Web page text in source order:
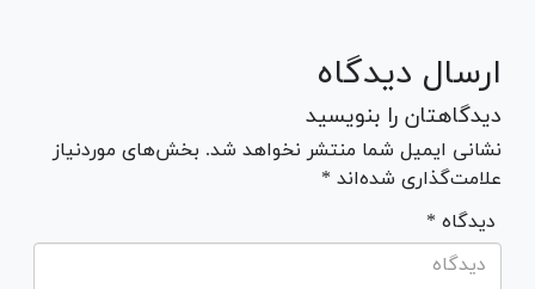
ارسال دیدگاه
دیدگاهتان را بنویسید
نشانی ایمیل شما منتشر نخواهد شد. بخش‌های موردنیاز
علامت‌گذاری شده‌اند *
* دیدگاه